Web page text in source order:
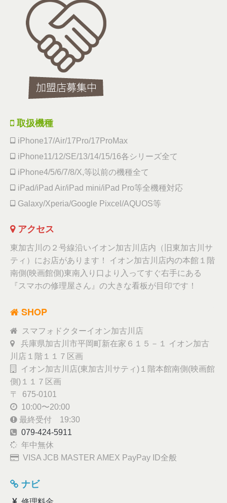
取扱機種
iPhone17/Air/17Pro/17ProMax
iPhone11/12/SE/13/14/15/16各シリーズ全て
iPhone4/5/6/7/8/X,等以前の機種全て
iPad/iPad Air/iPad mini/iPad Pro等全機種対応
Galaxy/Xperia/Google Pixcel/AQUOS等
アクセス
東加古川の２号線沿いイオン加古川店内（旧東加古川サ
ティ）にお店があります！ イオン加古川店内の本館１階
南側(映画館側)東南入り口より入ってすぐ右手にある
『スマホの修理屋さん』の大きな看板が目印です！
SHOP
スマフォドクターイオン加古川店
兵庫県加古川市平岡町新在家６１５－１ イオン加古
川店１階１１７区画
イオン加古川店(東加古川サティ)１階本館南側(映画館
側)１１７区画
〒 675-0101
10:00〜20:00
最終受付 19:30
079-424-5911
年中無休
VISA JCB MASTER AMEX PayPay ID全般
ナビ